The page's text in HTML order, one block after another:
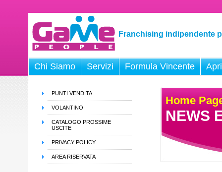
Franchising indipendente
Chi Siamo Servizi Formula Vincente
Home
NEWS
PUNTI VENDITA
VOLANTINO
CATALOGO PROSSIME
USCITE
PRIVACY POLICY
AREA RISERVATA